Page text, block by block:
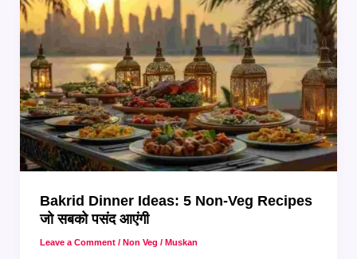
अलग
रेसिपीज़
जो
सबको
पसंद
आएंगी
Bakrid Dinner Ideas: 5 Non-Veg Recipes
जो सबको पसंद आएंगी
Leave a Comment / Non Veg / Muskan